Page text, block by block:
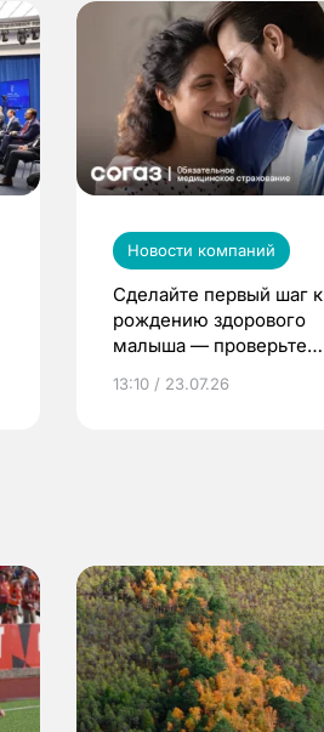
Новости компаний
Сделайте первый шаг к
рождению здорового
малыша — проверьте
по ОМС!
13:10 / 23.07.26